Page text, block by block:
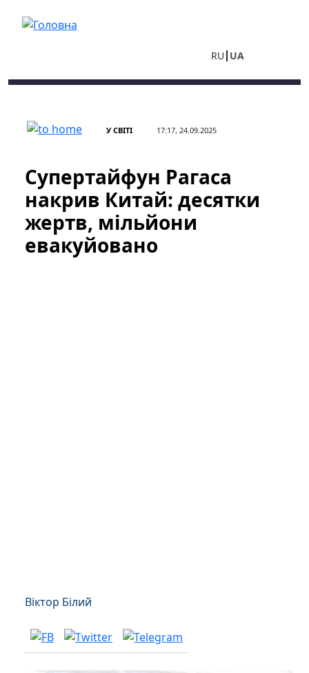
RU UA
У СВІТІ 17:17, 24.09.2025
Супертайфун Рагаса
накрив Китай: десятки
жертв, мільйони
евакуйовано
Віктор Білий